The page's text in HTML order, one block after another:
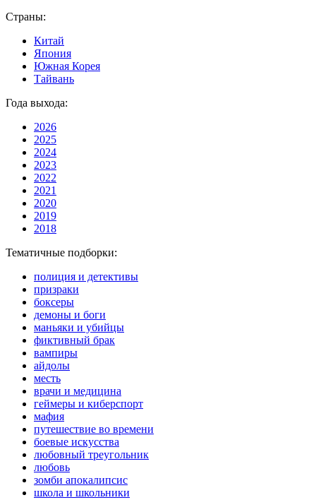
Страны:
Китай
Япония
Южная Корея
Тайвань
Года выхода:
2026
2025
2024
2023
2022
2021
2020
2019
2018
Тематичные подборки:
полиция и детективы
призраки
боксеры
демоны и боги
маньяки и убийцы
фиктивный брак
вампиры
айдолы
месть
врачи и медицина
геймеры и киберспорт
мафия
путешествие во времени
боевые искусства
любовный треугольник
любовь
зомби апокалипсис
школа и школьники